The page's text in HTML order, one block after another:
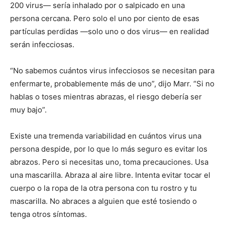
200 virus— sería inhalado por o salpicado en una
persona cercana. Pero solo el uno por ciento de esas
partículas perdidas —solo uno o dos virus— en realidad
serán infecciosas.
“No sabemos cuántos virus infecciosos se necesitan para
enfermarte, probablemente más de uno”, dijo Marr. “Si no
hablas o toses mientras abrazas, el riesgo debería ser
muy bajo”.
Existe una tremenda variabilidad en cuántos virus una
persona despide, por lo que lo más seguro es evitar los
abrazos. Pero si necesitas uno, toma precauciones. Usa
una mascarilla. Abraza al aire libre. Intenta evitar tocar el
cuerpo o la ropa de la otra persona con tu rostro y tu
mascarilla. No abraces a alguien que esté tosiendo o
tenga otros síntomas.